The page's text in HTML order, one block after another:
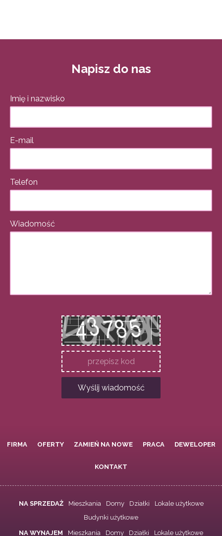
Napisz do nas
Imię i nazwisko
E-mail
Telefon
Wiadomość
Wyślij wiadomość
FIRMA OFERTY ZAMIEŃ NA NOWE PRACA DEWELOPER
KONTAKT
NA SPRZEDAŻ Mieszkania Domy Działki
Lokale użytkowe
Budynki użytkowe
NA WYNAJEM Mieszkania Domy Działki Lokale użytkowe